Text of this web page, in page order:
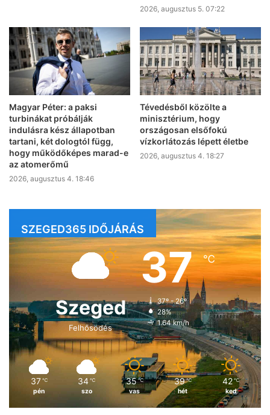
2026, augusztus 5. 07:22
Magyar Péter: a paksi
turbinákat próbálják
indulásra kész állapotban
tartani, két dologtól függ,
hogy működőképes marad-e
az atomerőmű
2026, augusztus 4. 18:46
Tévedésből közölte a
minisztérium, hogy
országosan elsőfokú
vízkorlátozás lépett életbe
2026, augusztus 4. 18:27
SZEGED365 IDŐJÁRÁS
Szeged
Felhősödés
37℃
37º - 26º
28%
1.64 km/h
37 ℃
pén
34 ℃
szo
35 ℃
vas
39 ℃
hét
42 ℃
ked